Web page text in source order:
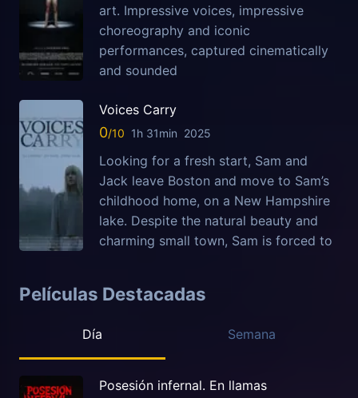
art. Impressive voices, impressive
choreography and iconic
performances, captured cinematically
and sounded
Voices Carry
0 1h 31min 2025
Looking for a fresh start, Sam and
Jack leave Boston and move to Sam’s
childhood home, on a New Hampshire
lake. Despite the natural beauty and
charming small town, Sam is forced to
Películas Destacadas
Día Semana
Posesión infernal. En llamas